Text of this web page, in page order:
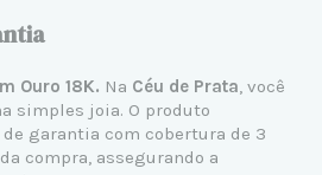
Ouro 18K. Na Céu de Prata, você
simples joia. O produto
garantia com cobertura de 3
compra, assegurando a